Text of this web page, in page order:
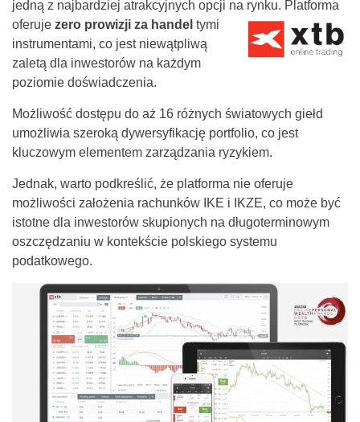
jedną z najbardziej atrakcyjnych opcji na rynku. Platforma
oferuje zero prowizji za handel tymi
instrumentami, co jest niewątpliwą
zaletą dla inwestorów na każdym
poziomie doświadczenia.
Możliwość dostępu do aż 16 różnych światowych giełd
umożliwia szeroką dywersyfikację portfolio, co jest
kluczowym elementem zarządzania ryzykiem.
Jednak, warto podkreślić, że platforma nie oferuje
możliwości założenia rachunków IKE i IKZE, co może być
istotne dla inwestorów skupionych na długoterminowym
oszczędzaniu w kontekście polskiego systemu
podatkowego.